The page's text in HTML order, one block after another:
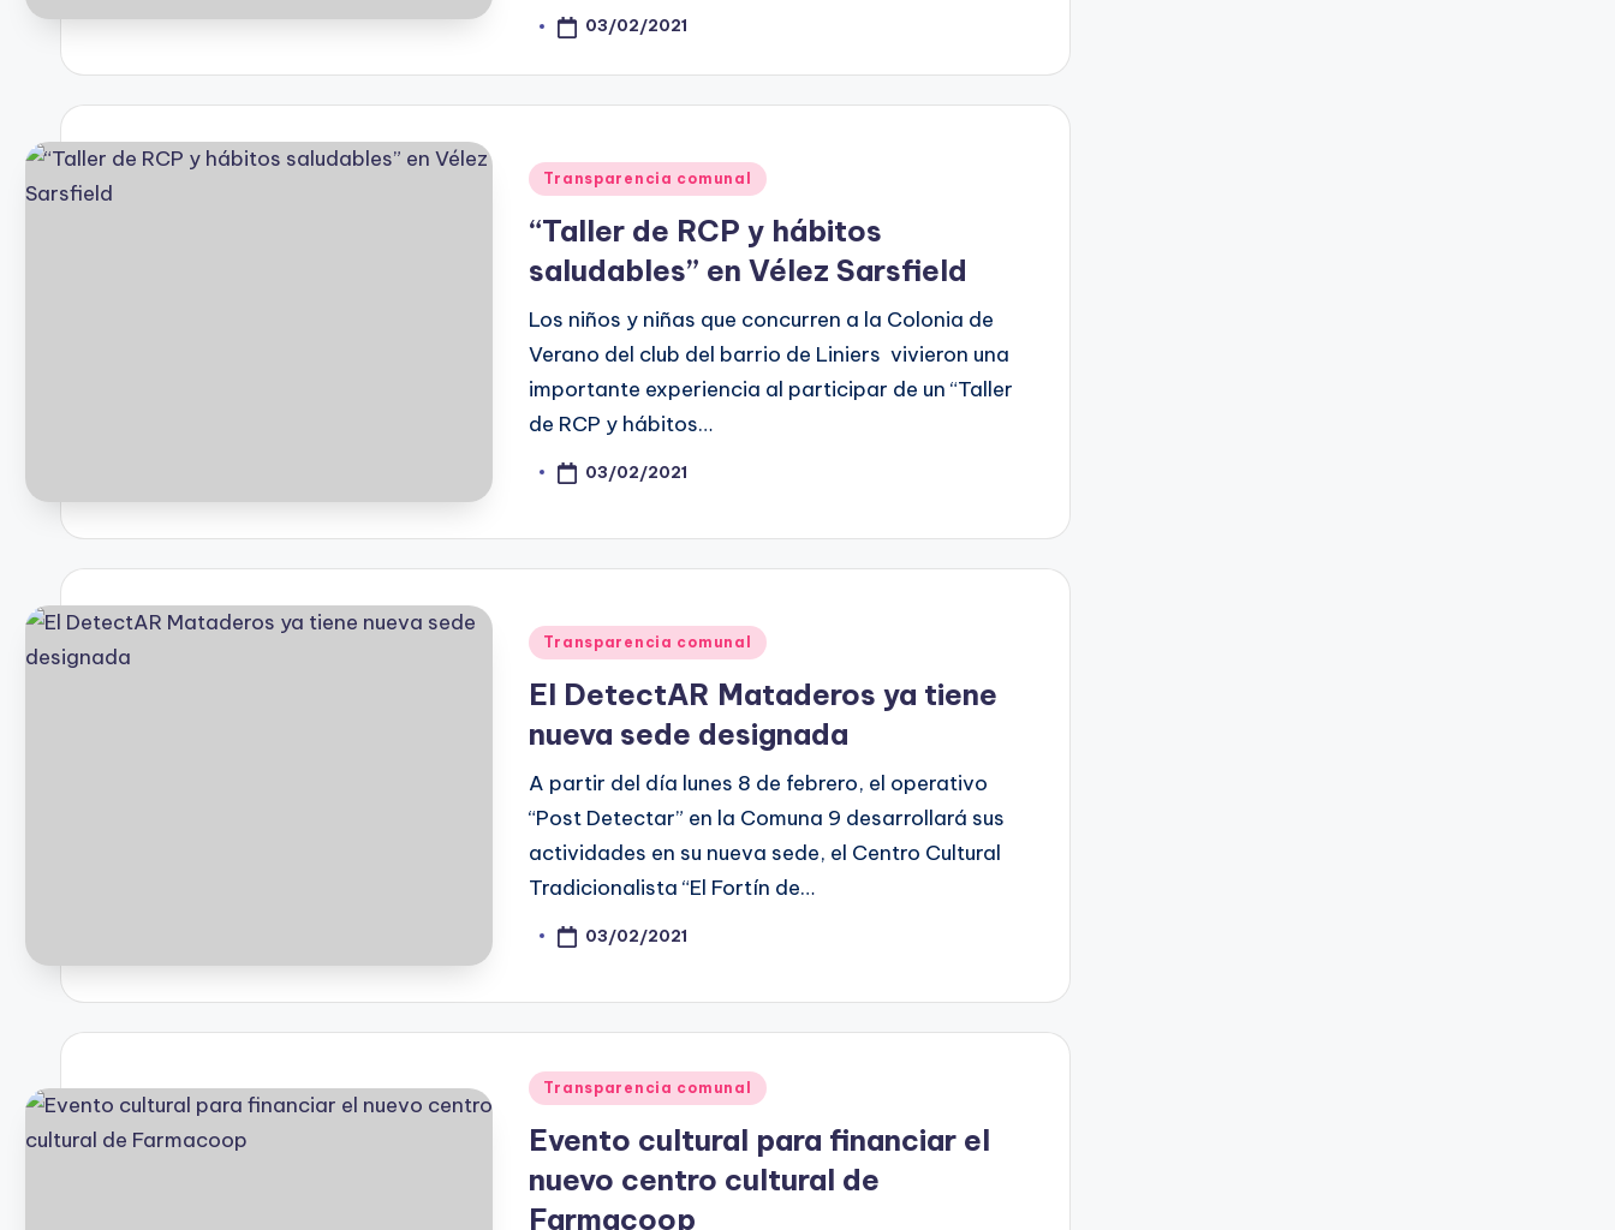
Posted03/02/2021
Posted
Transparencia comunal
“Taller de RCP y hábitos
saludables” en Vélez Sarsfield
Los niños y niñas que concurren a la Colonia de
Verano del club del barrio de Liniers vivieron una
importante experiencia al participar de un “Taller
de RCP y hábitos…
Posted03/02/2021
Posted
Transparencia comunal
El DetectAR Mataderos ya tiene
nueva sede designada
A partir del día lunes 8 de febrero, el operativo
“Post Detectar” en la Comuna 9 desarrollará sus
actividades en su nueva sede, el Centro Cultural
Tradicionalista “El Fortín de…
Posted03/02/2021
Posted
Transparencia comunal
Evento cultural para financiar el
nuevo centro cultural de
Farmacoop